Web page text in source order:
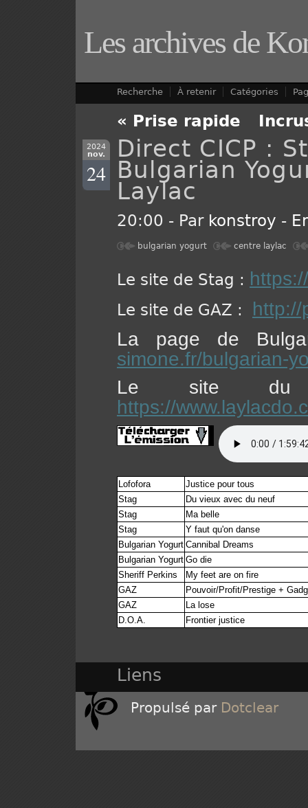
Les archives de
Recherche À retenir Catégories
« Prise rapide
2024
nov.
24
Direct CICP :
Bulgarian
Laylac
20:00 - Par konstroy -
bulgarian yogurt centre laylac
Le site de Stag :
Le site de GAZ : http://
La page de
simone.fr/bulgarian-
Le site du
https://
Lofofora
Justice pour tous
Stag
Du vieux avec du neuf
Stag
Ma belle
Stag
Y faut qu'on danse
Bulgarian Yogurt Cannibal Dreams
Bulgarian Yogurt Go die
Sheriff Perkins
My feet are on fire
GAZ
Pouvoir/Profit/Prestige +
GAZ
La lose
D.O.A.
Frontier justice
Liens
Propulsé par Dotclear